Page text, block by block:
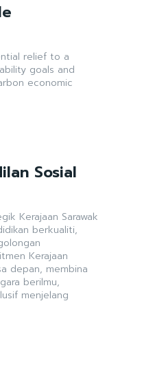
relief to a
goals and
economic
Sosial
Kerajaan Sarawak
berkualiti,
depan, membina
berilmu,
menjelang